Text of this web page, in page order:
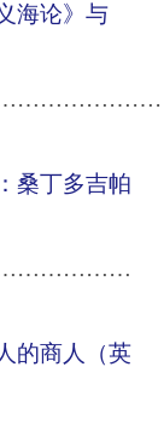
海论》与
桑丁多吉帕
的商人（英